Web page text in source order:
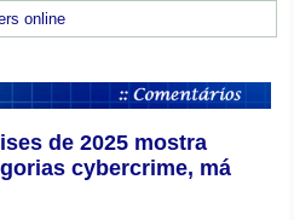
online
de 2025 mostra
cybercrime, má